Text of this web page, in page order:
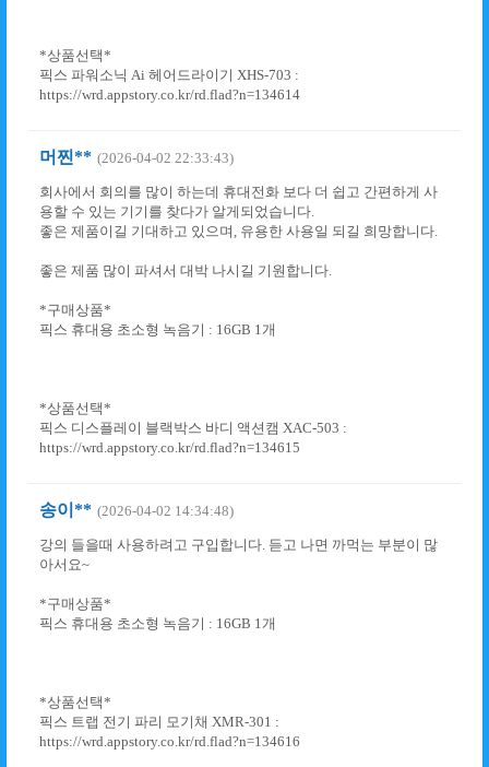
*상품선택*
픽스 파워소닉 Ai 헤어드라이기 XHS-703 :
https://wrd.appstory.co.kr/rd.flad?n=134614
머찐** (2026-04-02 22:33:43)
회사에서 회의를 많이 하는데 휴대전화 보다 더 쉽고 간편하게 사
용할 수 있는 기기를 찾다가 알게되었습니다.
좋은 제품이길 기대하고 있으며, 유용한 사용일 되길 희망합니다.
좋은 제품 많이 파셔서 대박 나시길 기원합니다.
*구매상품*
픽스 휴대용 초소형 녹음기 : 16GB 1개
*상품선택*
픽스 디스플레이 블랙박스 바디 액션캠 XAC-503 :
https://wrd.appstory.co.kr/rd.flad?n=134615
송이** (2026-04-02 14:34:48)
강의 들을때 사용하려고 구입합니다. 듣고 나면 까먹는 부분이 많
아서요~
*구매상품*
픽스 휴대용 초소형 녹음기 : 16GB 1개
*상품선택*
픽스 트랩 전기 파리 모기채 XMR-301 :
https://wrd.appstory.co.kr/rd.flad?n=134616